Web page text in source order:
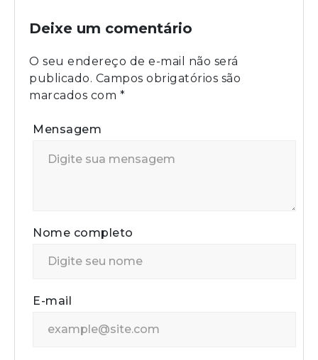
Deixe um comentário
O seu endereço de e-mail não será
publicado. Campos obrigatórios são
marcados com *
Mensagem
Nome completo
E-mail